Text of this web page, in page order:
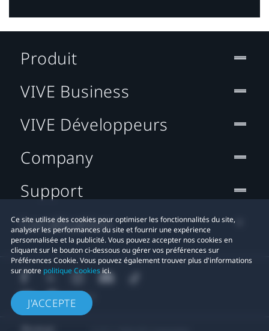
Ce site utilise des cookies pour optimiser les fonctionnalités du site,
analyser les performances du site et fournir une expérience
personnalisée et la publicité. Vous pouvez accepter nos cookies en
cliquant sur le bouton ci-dessous ou gérer vos préférences sur
Préférences Cookie. Vous pouvez également trouver plus d'informations
sur notre politique Cookiesici.
J'ACCEPTE
Produit
VIVE Business
VIVE Développeurs
Company
Support
Localisation